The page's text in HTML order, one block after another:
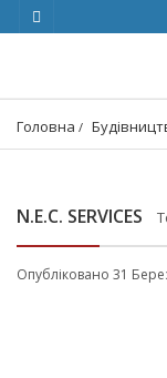
Головна
N.E.C. SERVICES
Опубліковано 31